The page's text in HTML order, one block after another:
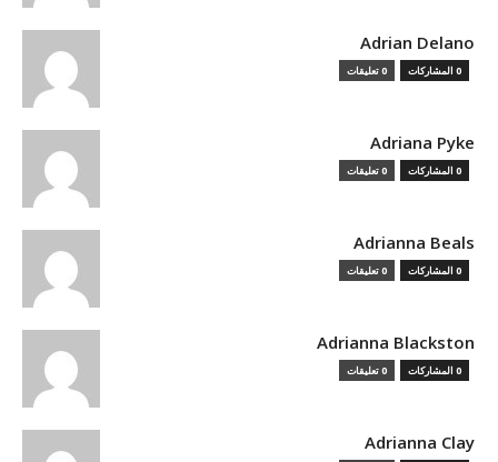
Adrian Delano
0 المشاركات 0 تعليقات
Adriana Pyke
0 المشاركات 0 تعليقات
Adrianna Beals
0 المشاركات 0 تعليقات
Adrianna Blackston
0 المشاركات 0 تعليقات
Adrianna Clay